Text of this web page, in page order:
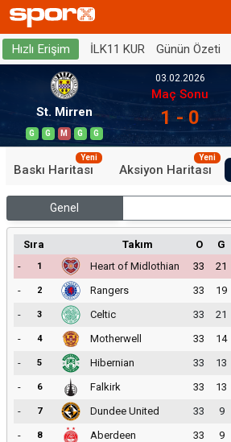
Hızlı Erişim İLK11 KUR Günün Özeti
St. Mirren
G G M G G
03.02.2026
Maç Sonu
1 - 0
Baskı Haritası
Yeni
Aksiyon Haritası
Yeni
Genel
Sıra Takım O G
-
1 Heart of Midlothian 33 21
-
2 Rangers 33 19
-
3 Celtic 33 21
-
4 Motherwell 33 14
-
5 Hibernian 33 13
-
6 Falkirk 33 13
-
7 Dundee United 33 9
-
8 Aberdeen 33 9